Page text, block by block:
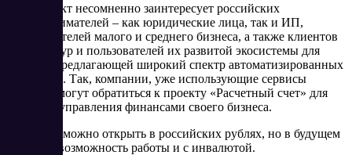
Этот проект несомненно заинтересует российских
предпринимателей – как юридические лица, так и ИП,
представителей малого и среднего бизнеса, а также клиентов
СКБ Контур и пользователей их развитой экосистемы для
бизнеса, предлагающей широкий спектр автоматизированных
продуктов. Так, компании, уже использующие сервисы
Контура, могут обратиться к проекту «Расчетный счет» для
удобного управления финансами своего бизнеса.
Пока счет можно открыть в российских рублях, но в будущем
появится возможность работы и с инвалютой.